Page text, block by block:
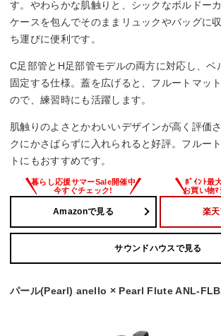
す。やわらかな肌触りと、シックなボルドー
ケースを包んでそのままリュックやバッグに
ち運びに便利です。
C足部管とH足部管モデルの両方に対応し、ベ
固定する仕様。蓋を広げると、フルートマッ
ので、練習時にも活躍します。
肌触りのよさとかわいいデザインが高く評価
クにかさばらずに入れられると好評。フルー
トにもおすすめです。
Amazonで見る 楽
サウンドハウスで見る
パール(Pearl) anello × Pearl Flute ANL-